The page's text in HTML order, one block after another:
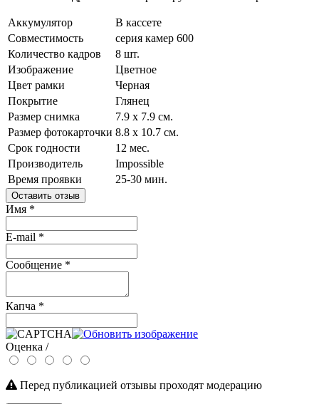
Аккумулятор
В кассете
Совместимость
серия камер 600
Количество кадров
8 шт.
Изображение
Цветное
Цвет рамки
Черная
Покрытие
Глянец
Размер снимка
7.9 x 7.9 см.
Размер фотокарточки 8.8 x 10.7 см.
Срок годности
12 мес.
Производитель
Impossible
Время проявки
25-30 мин.
Оставить отзыв
Имя *
E-mail *
Сообщение *
Капча *
Оценка /
Перед публикацией отзывы проходят модерацию